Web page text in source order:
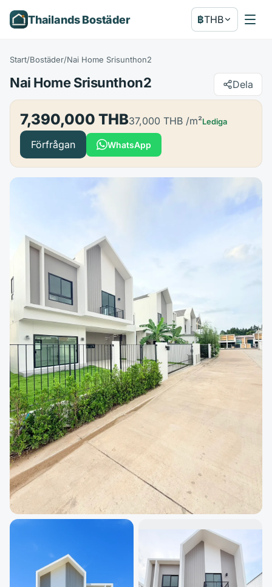
Thailands Bostäder ฿THB
Start/Bostäder/Nai Home Srisunthon2
Nai Home Srisunthon2 Dela
7,390,000 THB37,000 THB /m²Lediga
Förfrågan WhatsApp